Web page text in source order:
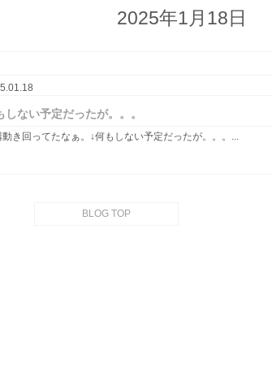
2025年1月18日
しない予定だったが。。。
動き回ってたなぁ。↓何もしない予定だったが。。。...
BLOG TOP